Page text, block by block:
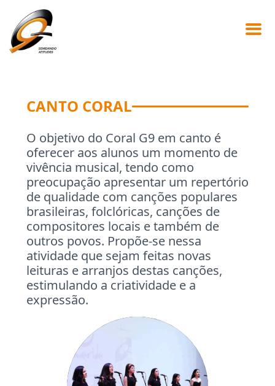
CANTO CORAL
O objetivo do Coral G9 em canto é
oferecer aos alunos um momento de
vivência musical, tendo como
preocupação apresentar um repertório
de qualidade com canções populares
brasileiras, folclóricas, canções de
compositores locais e também de
outros povos. Propõe-se nessa
atividade que sejam feitas novas
leituras e arranjos destas canções,
estimulando a criatividade e a
expressão.